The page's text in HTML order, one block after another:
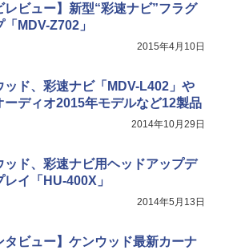
レビュー】新型“彩速ナビ”フラグ
「MDV-Z702」
2015年4月10日
ッド、彩速ナビ「MDV-L402」や
ーディオ2015年モデルなど12製品
2014年10月29日
ッド、彩速ナビ用ヘッドアップデ
レイ「HU-400X」
2014年5月13日
タビュー】ケンウッド最新カーナ